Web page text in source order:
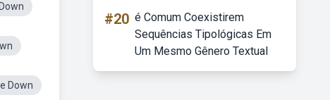
Down
#20 é Comum Coexistirem
Sequências Tipológicas Em
Um Mesmo Gênero Textual